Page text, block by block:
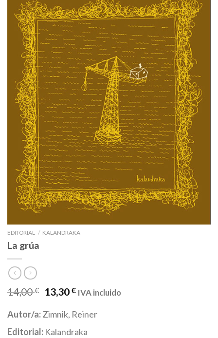
EDITORIAL / KALANDRAKA
La grúa
14,00€ 13,30€ IVA incluido
Autor/a:Zimnik, Reiner
Editorial: Kalandraka